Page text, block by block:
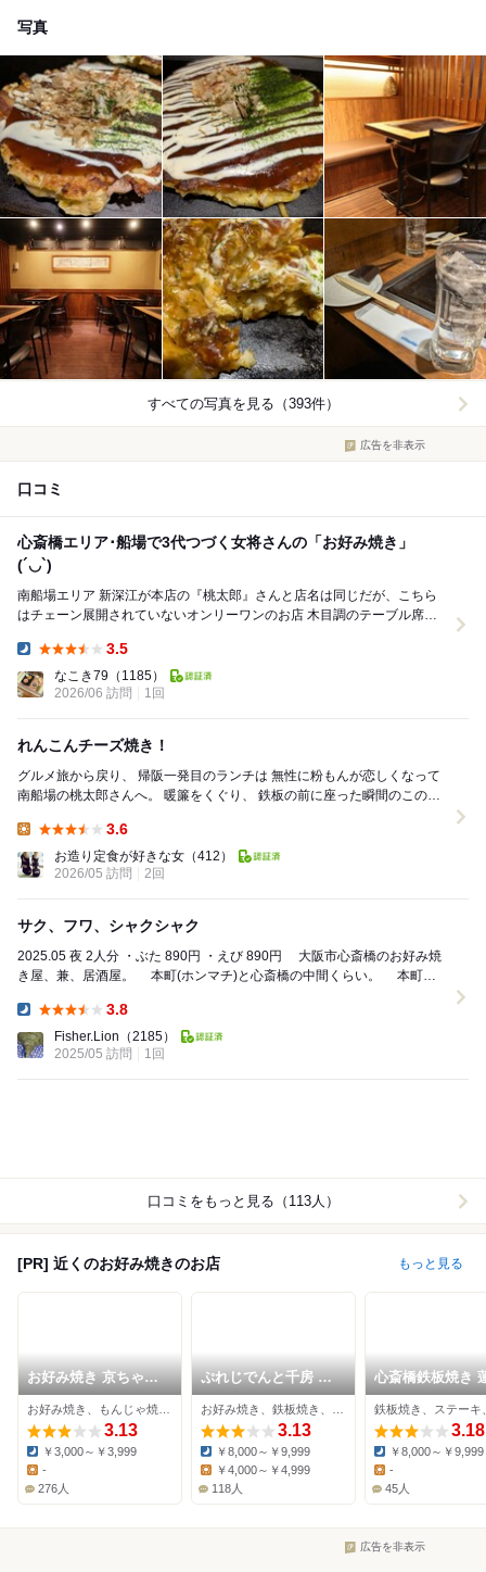
写真
すべての写真を見る（393件）
広告を非表示
口コミ
心斎橋エリア･船場で3代つづく女将さんの「お好み焼き」
(´◡`)
南船場エリア 新深江が本店の『桃太郎』さんと店名は同じだが、こちら
はチェーン展開されていないオンリーワンのお店 木目調のテーブル席メ
3.5
なこき79 （1185）
2026/06 訪問
1回
れんこんチーズ焼き！
グルメ旅から戻り、 帰阪一発目のランチは 無性に粉もんが恋しくなって
南船場の桃太郎さんへ。 暖簾をくぐり、 鉄板の前に座った瞬間のこの安
3.6
お造り定食が好きな女 （412）
2026/05 訪問
2回
サク、フワ、シャクシャク
2025.05 夜 2人分 ・ぶた 890円 ・えび 890円 大阪市心斎橋のお好み焼
き屋、兼、居酒屋。 本町(ホンマチ)と心斎橋の中間くらい。 本町っ
3.8
Fisher.Lion （2185）
2025/05 訪問
1回
口コミをもっと見る（113人）
[PR] 近くのお好み焼きのお店 もっと見る
お好み焼き 京ちゃば
な 心斎橋南船場店
3.13
Dinner:
￥3,000～￥3,999
-
276人
ぷれじでんと千房 オ
ー・エム・ホテル日航
ビル店
3.13
Dinner:
￥8,000～￥9,999
￥4,000～￥4,999
118人
心斎橋鉄板焼き
3.18
Dinner:
￥8,000～￥9,999
Lunch:
-
45人
広告を非表示